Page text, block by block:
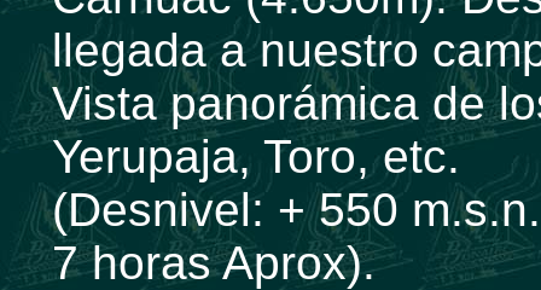
llegada a nuestro
Vista panorámica de
Yerupaja, Toro, etc.
(Desnivel: + 550
7 horas Aprox).